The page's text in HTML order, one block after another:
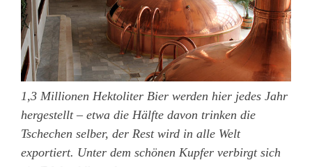
1,3 Millionen Hektoliter Bier werden hier jedes Jahr
hergestellt – etwa die Hälfte davon trinken die
Tschechen selber, der Rest wird in alle Welt
exportiert. Unter dem schönen Kupfer verbirgt sich